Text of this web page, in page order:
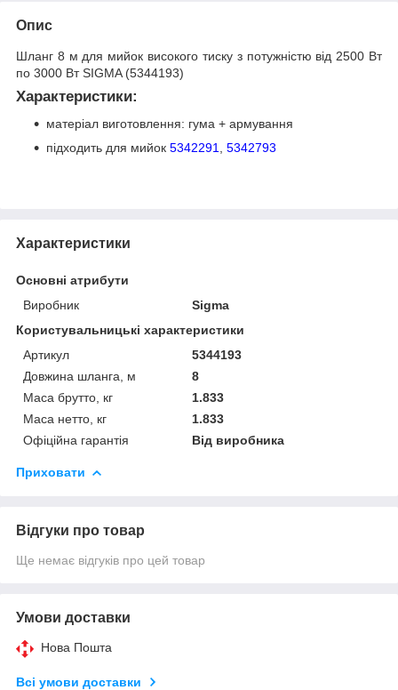
Опис
Шланг 8 м для мийок високого тиску з потужністю від 2500 Вт
по 3000 Вт SIGMA (5344193)
Характеристики:
матеріал виготовлення: гума + армування
підходить для мийок 5342291 5342793
Характеристики
Основні атрибути
Виробник
Sigma
Користувальницькі характеристики
Артикул
5344193
Довжина шланга, м
8
Маса брутто, кг
1.833
Маса нетто, кг
1.833
Офіційна гарантія
Від виробника
Приховати
Відгуки про товар
Ще немає відгуків про цей товар
Умови доставки
Нова Пошта
Всі умови доставки